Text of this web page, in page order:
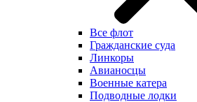
Все флот
Гражданские суда
Линкоры
Авианосцы
Военные катера
Подводные лодки